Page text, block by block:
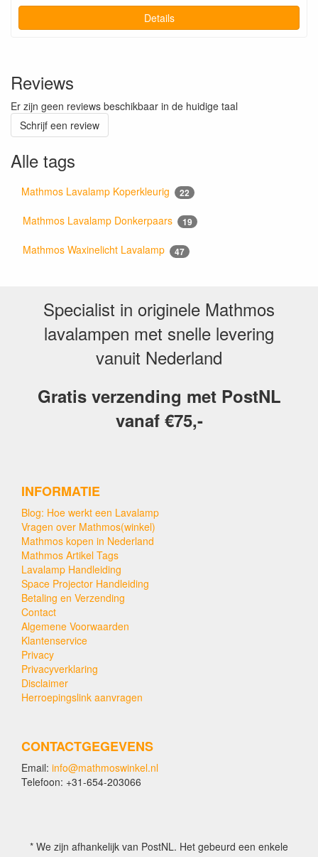
Details
Reviews
Er zijn geen reviews beschikbaar in de huidige taal
Schrijf een review
Alle tags
Mathmos Lavalamp Koperkleurig 22
Mathmos Lavalamp Donkerpaars 19
Mathmos Waxinelicht Lavalamp 47
Specialist in originele Mathmos
lavalampen met snelle levering
vanuit Nederland
Gratis verzending met PostNL
vanaf €75,-
INFORMATIE
Blog: Hoe werkt een Lavalamp
Vragen over Mathmos(winkel)
Mathmos kopen in Nederland
Mathmos Artikel Tags
Lavalamp Handleiding
Space Projector Handleiding
Betaling en Verzending
Contact
Algemene Voorwaarden
Klantenservice
Privacy
Privacyverklaring
Disclaimer
Herroepingslink aanvragen
CONTACTGEGEVENS
Email: info@mathmoswinkel.nl
Telefoon: +31-654-203066
* We zijn afhankelijk van PostNL. Het gebeurd een enkele